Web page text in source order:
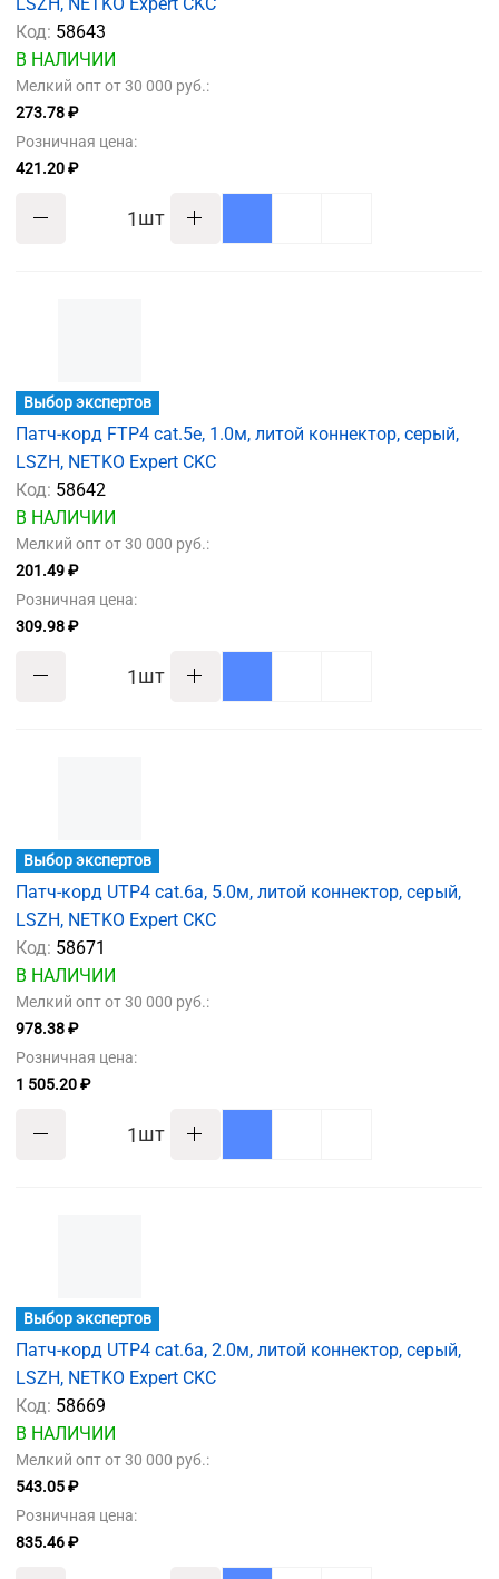
Код: 58643
В НАЛИЧИИ
Мелкий опт от 30 000 руб.:
273.78 ₽
Розничная цена:
421.20 ₽
шт
Выбор экспертов
Патч-корд FTP4 cat.5e, 1.0м, литой коннектор, серый,
LSZH, NETKO Expert CKC
Код: 58642
В НАЛИЧИИ
Мелкий опт от 30 000 руб.:
201.49 ₽
Розничная цена:
309.98 ₽
шт
Выбор экспертов
Патч-корд UTP4 cat.6a, 5.0м, литой коннектор, серый,
LSZH, NETKO Expert CKC
Код: 58671
В НАЛИЧИИ
Мелкий опт от 30 000 руб.:
978.38 ₽
Розничная цена:
1 505.20 ₽
шт
Выбор экспертов
Патч-корд UTP4 cat.6a, 2.0м, литой коннектор, серый,
LSZH, NETKO Expert CKC
Код: 58669
В НАЛИЧИИ
Мелкий опт от 30 000 руб.:
543.05 ₽
Розничная цена:
835.46 ₽